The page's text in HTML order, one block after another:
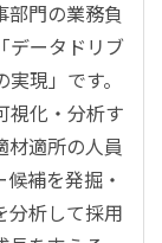
部門の業務負
データドリブ
現」です。
視化・分析す
材適所の人員
補を発掘・
分析して採用